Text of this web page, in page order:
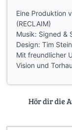
Eine Produktion
(RECLAIM)
Musik: Signed &
Design: Tim
Mit freundlicher
Vision und
Hör dir die